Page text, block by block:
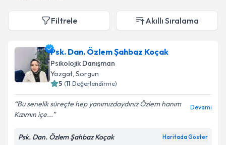
Filtrele Akıllı Sıralama
Psk. Dan. Özlem Şahbaz Koçak
Psikolojik Danışman
Yozgat, Sorgun
5 (11 Değerlendirme)
Bu senelik süreçte hep yanımızdaydınız Özlem hanım
Kızımın içe...
Devamı
Psk. Dan. Özlem Şahbaz Koçak Haritada Göster